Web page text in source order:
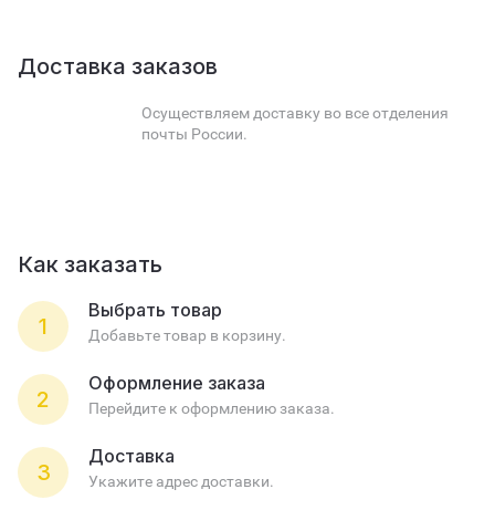
Доставка заказов
Осуществляем доставку во все отделения
почты России.
Как заказать
1
Выбрать товар
Добавьте товар в корзину.
2
Оформление заказа
Перейдите к оформлению заказа.
3
Доставка
Укажите адрес доставки.